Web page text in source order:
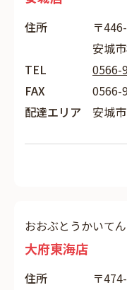
住所
〒
安城
TEL
0566-
FAX
0566-
配達エリア
安城市
おおぶとうかいてん
大府東海店
住所
〒